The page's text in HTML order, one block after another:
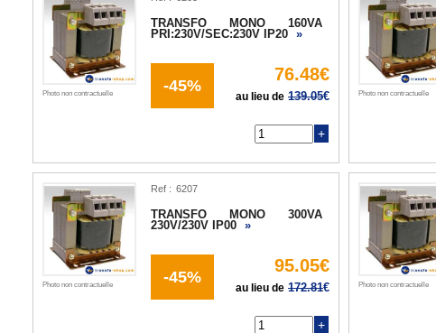
Photo non contractuelle
TRANSFO MONO 160VA
PRI:230V/SEC:230V IP20 »
-45%
76.48€
au lieu de 139.05€ Photo non contractuelle
Photo non contractuelle
Ref :
TRANSFO MONO 300VA
230V/230V IP00 »
-45%
95.05€
au lieu de 172.81€ Photo non contractuelle